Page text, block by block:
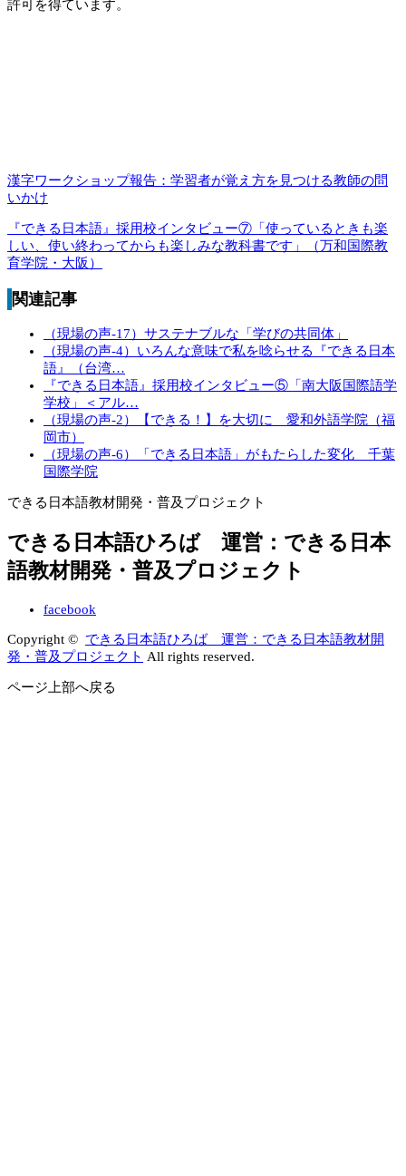
許可を得ています。
漢字ワークショップ報告：学習者が覚え方を見つける教師の問
いかけ
『できる日本語』採用校インタビュー⑦「使っているときも楽
しい、使い終わってからも楽しみな教科書です」（万和国際教
育学院・大阪）
関連記事
（現場の声-17）サステナブルな「学びの共同体」
（現場の声-4）いろんな意味で私を唸らせる『できる日本
語』（台湾…
『できる日本語』採用校インタビュー⑤「南大阪国際語学
学校」＜アル…
（現場の声-2）【できる！】を大切に 愛和外語学院（福
岡市）
（現場の声-6）「できる日本語」がもたらした変化 千葉
国際学院
できる日本語教材開発・普及プロジェクト
できる日本語ひろば 運営：できる日本
語教材開発・普及プロジェクト
facebook
Copyright © できる日本語ひろば 運営：できる日本語教材開
発・普及プロジェクト All rights reserved.
ページ上部へ戻る